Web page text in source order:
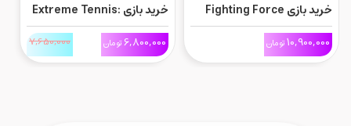
خرید بازی Fighting Force
Collection برای Ps5
10,900,000تومان
خرید بازی Extreme Tennis:
Next برای Ps5
6,800,000تومان 7,650,000